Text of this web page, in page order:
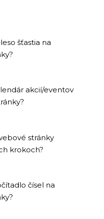
šťastia na
akcií/eventov
stránky
krokoch?
čísel na